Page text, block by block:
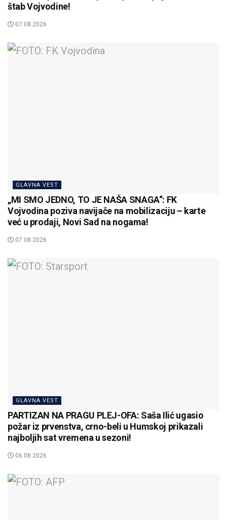
štab Vojvodine!
07.08.2026
GLAVNA VEST
„MI SMO JEDNO, TO JE NAŠA SNAGA“: FK
Vojvodina poziva navijače na mobilizaciju – karte
već u prodaji, Novi Sad na nogama!
07.08.2026
GLAVNA VEST
PARTIZAN NA PRAGU PLEJ-OFA: Saša Ilić ugasio
požar iz prvenstva, crno-beli u Humskoj prikazali
najboljih sat vremena u sezoni!
06.08.2026